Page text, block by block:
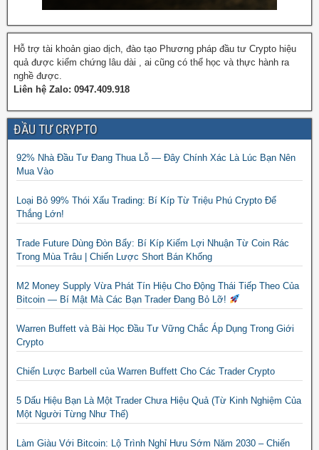
Hỗ trợ tài khoản giao dịch, đào tạo Phương pháp đầu tư Crypto hiệu
quả được kiểm chứng lâu dài , ai cũng có thể học và thực hành ra
nghề được.
Liên hệ Zalo: 0947.409.918
ĐẦU TƯ CRYPTO
92% Nhà Đầu Tư Đang Thua Lỗ — Đây Chính Xác Là Lúc Bạn Nên
Mua Vào
Loại Bỏ 99% Thói Xấu Trading: Bí Kíp Từ Triệu Phú Crypto Để
Thắng Lớn!
Trade Future Dùng Đòn Bẩy: Bí Kíp Kiếm Lợi Nhuận Từ Coin Rác
Trong Mùa Trâu | Chiến Lược Short Bán Khống
M2 Money Supply Vừa Phát Tín Hiệu Cho Động Thái Tiếp Theo Của
Bitcoin — Bí Mật Mà Các Bạn Trader Đang Bỏ Lỡ!
Warren Buffett và Bài Học Đầu Tư Vững Chắc Áp Dụng Trong Giới
Crypto
Chiến Lược Barbell của Warren Buffett Cho Các Trader Crypto
5 Dấu Hiệu Bạn Là Một Trader Chưa Hiệu Quả (Từ Kinh Nghiệm Của
Một Người Từng Như Thế)
Làm Giàu Với Bitcoin: Lộ Trình Nghỉ Hưu Sớm Năm 2030 – Chiến